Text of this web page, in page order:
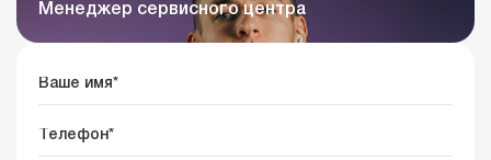
Менеджер сервисного центра